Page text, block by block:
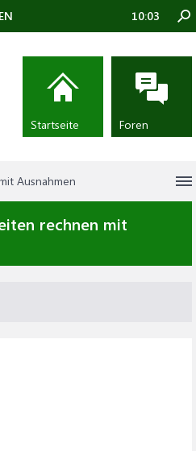
Ausnahmen
rechnen mit
10:03
Startseite Foren